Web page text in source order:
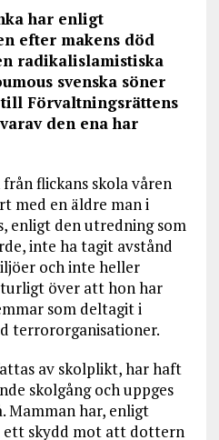
har enligt
efter makens död
radikalislamistiska
svenska söner
Förvaltningsrättens
den ena har
flickans skola våren
med en äldre man i
enligt den utredning som
inte ha tagit avstånd
och inte heller
över att hon har
som deltagit i
terrororganisationer.
av skolplikt, har haft
skolgång och uppges
Mamman har, enligt
skydd mot att dottern